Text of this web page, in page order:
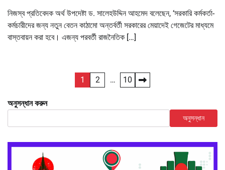
নিজস্ব প্রতিবেদক অর্থ উপদেষ্টা ড. সালেহউদ্দিন আহমেদ বলেছেন, ‘সরকারি কর্মকর্তা-
কর্মচারীদের জন্য নতুন বেতন কাঠামো অন্তর্বর্তী সরকারের মেয়াদেই গেজেটের মাধ্যমে
বাস্তবায়ন করা হবে। এজন্য পরবর্তী রাজনৈতিক […]
pagination
1 2 … 10
অনুসন্ধান করুন
অনুসন্ধান